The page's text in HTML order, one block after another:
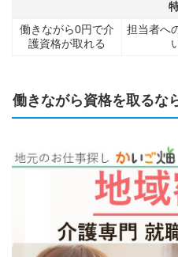
働きながら0円で介
護資格が取れる
担当者へ
働きながら資格を取るな